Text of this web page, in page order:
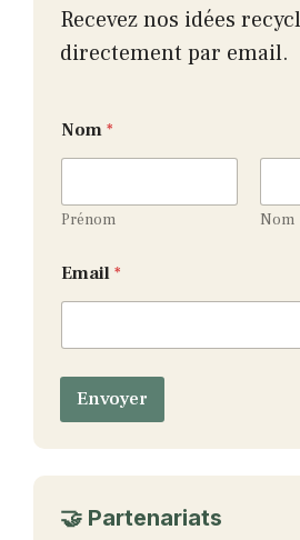
Recevez nos idées
directement par email.
o
m
m
a
l
N
o
Nom *
Prénom Nom
Email *
Envoyer
🤝 Partenariats